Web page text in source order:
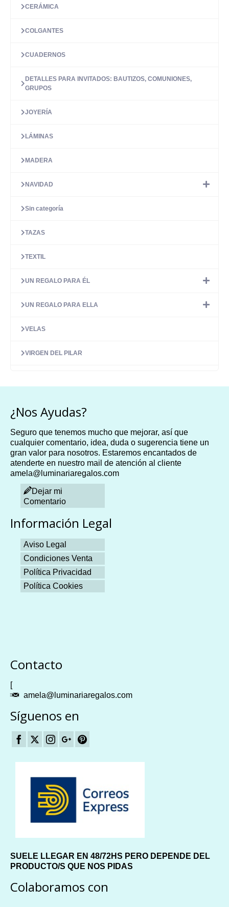
CERÁMICA
COLGANTES
CUADERNOS
DETALLES PARA INVITADOS: BAUTIZOS, COMUNIONES,
GRUPOS
JOYERÍA
LÁMINAS
MADERA
NAVIDAD
Sin categoría
TAZAS
TEXTIL
UN REGALO PARA ÉL
UN REGALO PARA ELLA
VELAS
VIRGEN DEL PILAR
¿Nos Ayudas?
Seguro que tenemos mucho que mejorar, así que
cualquier comentario, idea, duda o sugerencia tiene un
gran valor para nosotros. Estaremos encantados de
atenderte en nuestro mail de atención al cliente
amela@luminariaregalos.com
Dejar mi
Comentario
Información Legal
Aviso Legal
Condiciones Venta
Política Privacidad
Política Cookies
Contacto
[
amela@luminariaregalos.com
Síguenos en
SUELE LLEGAR EN 48/72HS PERO DEPENDE DEL
PRODUCTO/S QUE NOS PIDAS
Colaboramos con